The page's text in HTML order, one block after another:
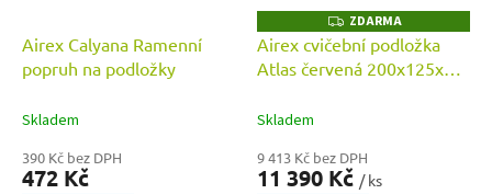
dAirex Calyana Ramenní
popruh na podložky
Skladem
390 Kč bez DPH
472 Kč
Z
D
A
R
ZDARMA
Airex cvičební podložka
Atlas červená 200x125x1,5
Skladem
9 413 Kč bez DPH
11 390 Kč / ks